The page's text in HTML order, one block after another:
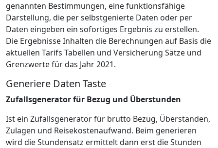
genannten Bestimmungen, eine funktionsfähige
Darstellung, die per selbstgenierte Daten oder per
Daten eingeben ein sofortiges Ergebnis zu erstellen.
Die Ergebnisse Inhalten die Berechnungen auf Basis die
aktuellen Tarifs Tabellen und Versicherung Sätze und
Grenzwerte für das Jahr 2021.
Generiere Daten Taste
Zufallsgenerator für Bezug und Überstunden
Ist ein Zufallsgenerator für brutto Bezug, Überstanden,
Zulagen und Reisekostenaufwand. Beim generieren
wird die Stundensatz ermittelt dann erst die Stunden